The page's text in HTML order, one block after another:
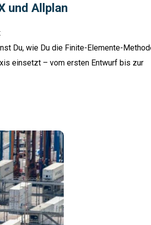
und Allplan
Du, wie Du die Finite-Elemente-
einsetzt – vom ersten Entwurf bis zur